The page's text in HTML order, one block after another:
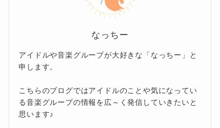
なっちー
アイドルや音楽グループが大好きな「なっちー」と
申します。
こちらのブログではアイドルのことや気になってい
る音楽グループの情報を広～く発信していきたいと
思います♪